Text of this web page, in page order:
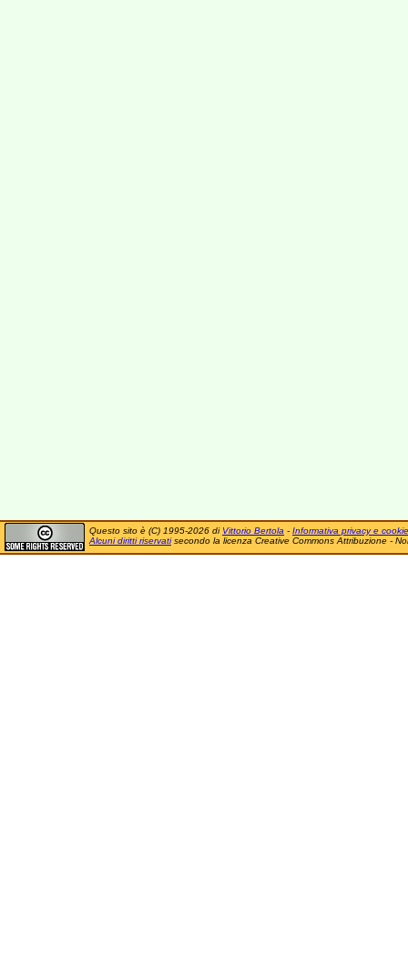
Questo sito è (C) 1995-2026 di Vittorio Bertola - Informativa privacy e cookie
Alcuni diritti riservatisecondo la licenza Creative Commons Attribuzione -